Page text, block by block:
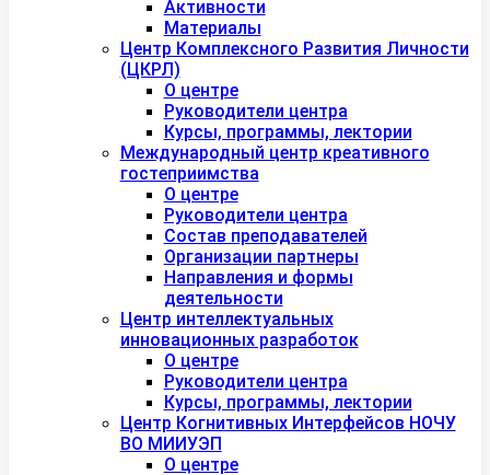
Активности
Материалы
Центр Комплексного Развития Личности
(ЦКРЛ)
О центре
Руководители центра
Курсы, программы, лектории
Международный центр креативного
гостеприимства
О центре
Руководители центра
Состав преподавателей
Организации партнеры
Направления и формы
деятельности
Центр интеллектуальных
инновационных разработок
О центре
Руководители центра
Курсы, программы, лектории
Центр Когнитивных Интерфейсов НОЧУ
ВО МИИУЭП
О центре